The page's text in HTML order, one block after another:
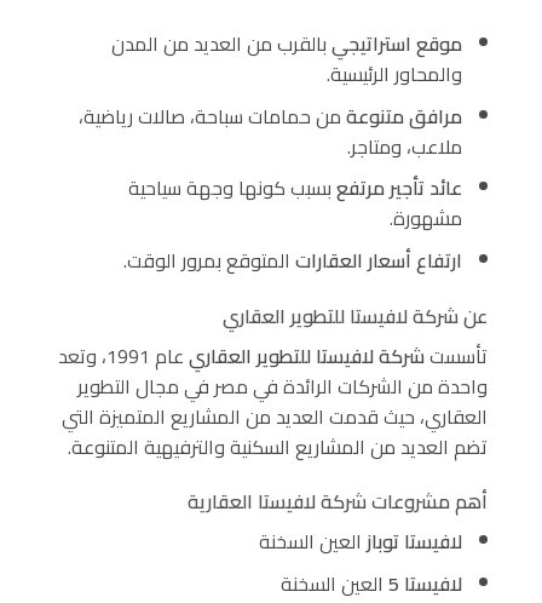
موقع استراتيجيبالقرب من العديد من المدن
والمحاور الرئيسية.
مرافق متنوعةمن حمامات سباحة، صالات رياضية،
ملاعب، ومتاجر.
عائد تأجير مرتفعبسبب كونها وجهة سياحية
مشهورة.
ارتفاع أسعار العقاراتالمتوقع بمرور الوقت.
عن شركة لافيستا للتطوير العقاري
تأسستشركة لافيستا للتطوير العقاري
عام 1991، وتعد
واحدة من الشركات الرائدة في مصر في مجال التطوير
العقاري، حيث قدمت العديد من المشاريع المتميزة التي
تضم العديد من المشاريع السكنية والترفيهية المتنوعة.
أهم مشروعات شركة لافيستا العقارية
لافيستا توبازالعين السخنة
لافيستا 5 العين السخنة